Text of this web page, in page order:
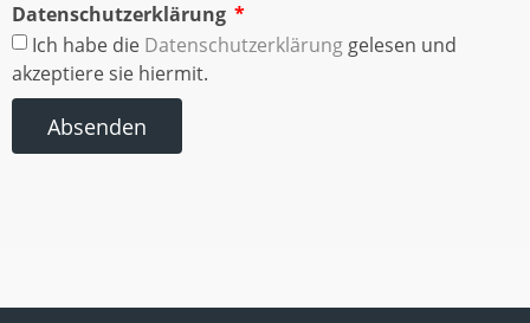
Datenschutzerklärung
Ich habe die Datenschutzerklärung gelesen und
akzeptiere sie hiermit.
Absenden